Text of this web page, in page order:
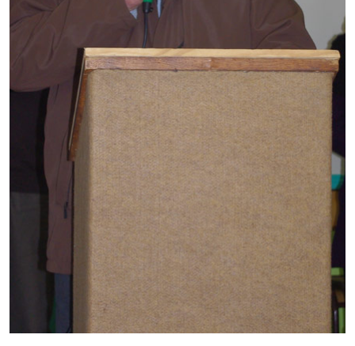
Numéros d'urgence
Terrains et maisons à vendre
VOTRE MAIRIE
Elus et agents
L'équipe municipale
Le personnel municipal
Note de synthèse financière
Rapport d'orientation budgétaire
Actions et projets